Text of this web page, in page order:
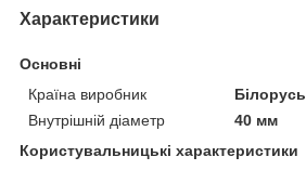
Характеристики
Основні
Країна виробник
Білорусь
Внутрішній діаметр
40 мм
Користувальницькі характеристики